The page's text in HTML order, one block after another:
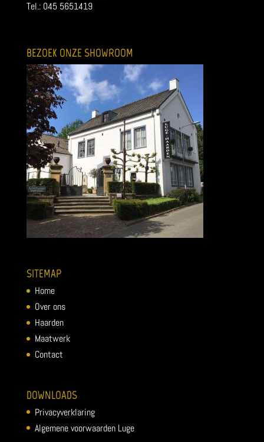
Tel.: 045 5651419
BEZOEK ONZE SHOWROOM
SITEMAP
Home
Over ons
Haarden
Maatwerk
Contact
DOWNLOADS
Privacyverklaring
Algemene voorwaarden Luge